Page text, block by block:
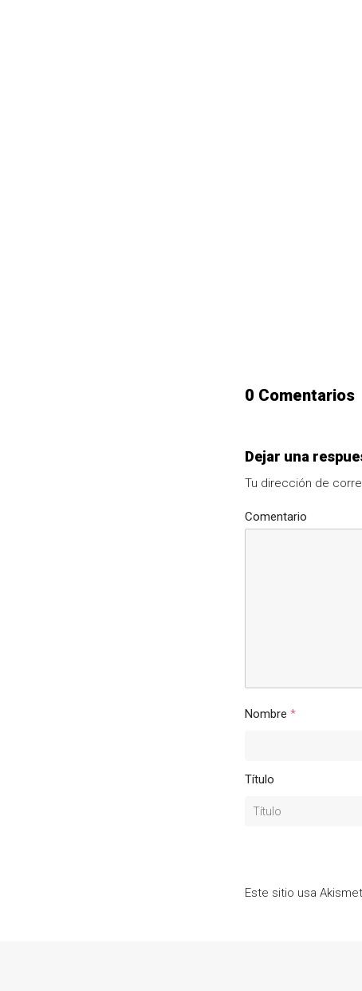
0 Comentarios
Dejar una
Tu dirección de
Comentario
Nombre *
Título
Este sitio usa